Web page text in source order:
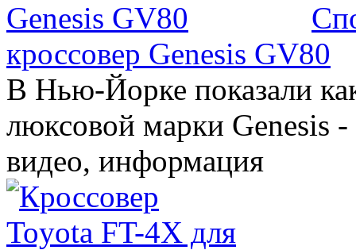
кроссовер Genesis GV80
В Нью-Йорке показали
люксовой марки Genesis
видео, информация